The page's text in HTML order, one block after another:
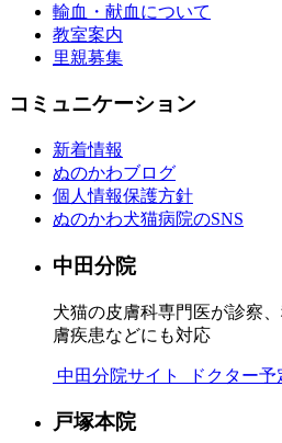
輸血・献血について
教室案内
里親募集
コミュニケーション
新着情報
ぬのかわブログ
個人情報保護方針
ぬのかわ犬猫病院のSNS
中田分院
犬猫の皮膚科専門医が診察
膚疾患などにも対応
中田分院サイト ドクター予
戸塚本院